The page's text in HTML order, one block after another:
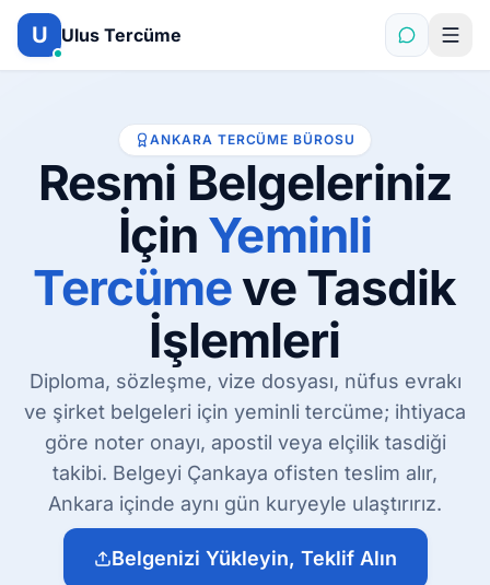
İçeriğe atla
U Ulus Tercüme
ANKARA TERCÜME BÜROSU
Resmi Belgeleriniz
İçin Yeminli
Tercümeve Tasdik
İşlemleri
Diploma, sözleşme, vize dosyası, nüfus evrakı
ve şirket belgeleri için yeminli tercüme; ihtiyaca
göre noter onayı, apostil veya elçilik tasdiği
takibi. Belgeyi Çankaya ofisten teslim alır,
Ankara içinde aynı gün kuryeyle ulaştırırız.
Belgenizi Yükleyin, Teklif Alın